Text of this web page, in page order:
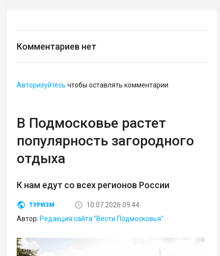
Комментариев нет
Авторизуйтесь чтобы оставлять комментарии
В Подмосковье растет
популярность загородного
отдыха
К нам едут со всех регионов России
ТУРИЗМ
10.07.2026 09:44
Автор: Редакция сайта "Вести Подмосковья"